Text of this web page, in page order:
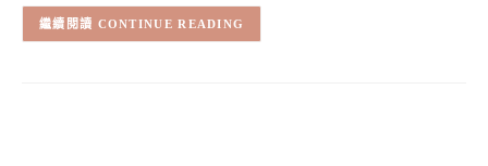
CONTINUE READING